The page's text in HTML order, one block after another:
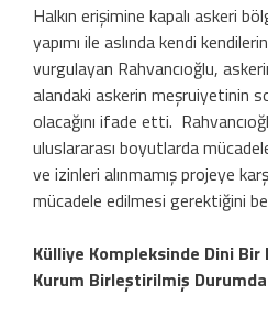
Halkın erişimine kapalı askeri
yapımı ile aslında kendi
vurgulayan Rahvancıoğlu,
alandaki askerin meşruiyetinin
olacağını ifade etti.
uluslararası boyutlarda
ve izinleri alınmamış projeye
mücadele edilmesi gerektiğini
Külliye Kompleksinde Dini
Kurum Birleştirilmiş